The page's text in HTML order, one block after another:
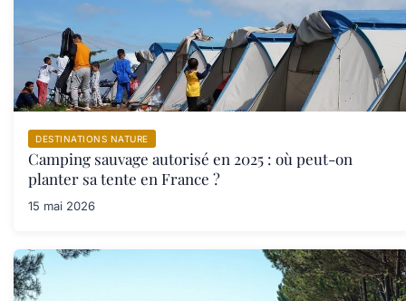
DESTINATIONS NATURE
Camping sauvage autorisé en 2025 : où peut-on
planter sa tente en France ?
15 mai 2026